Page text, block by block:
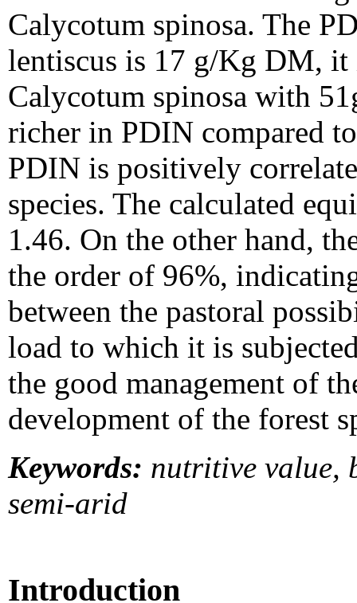
Calycotum spinosa. The
lentiscus is 17 g/Kg DM,
Calycotum spinosa with
richer in PDIN compared
PDIN is positively
species. The calculated
1.46. On the other hand,
the order of 96%,
between the pastoral
load to which it is
the good management of
development of the forest
Keywords: nutritive value,
semi-arid
Introduction